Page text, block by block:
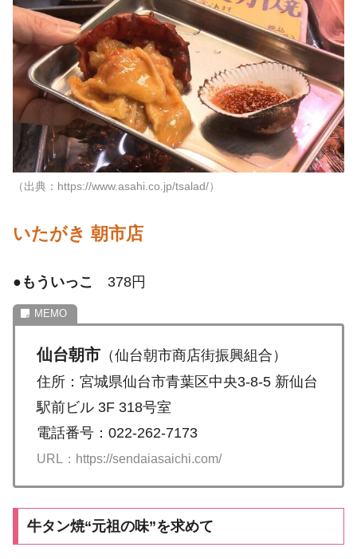
（出典：https://www.asahi.co.jp/tsalad/）
いたがき 朝市店
● もういっこ 378円
仙台朝市 （仙台朝市商店街振興組合）
住所：宮城県仙台市青葉区中央3-8-5 新仙台
駅前ビル 3F 318号室
電話番号：022-262-7173
URL：https://sendaiasaichi.com/
牛タン焼“元祖の味”を求めて